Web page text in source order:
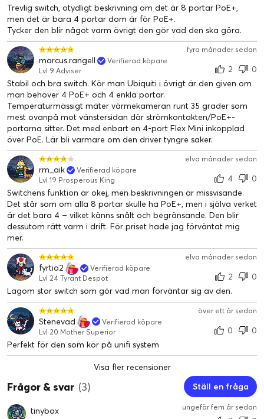
Trevlig switch, otydligt beskrivning om det är 8 portar PoE+,
men det är bara 4 portar dom är för PoE+.
Tycker den blir något varm övrigt den gör vad den ska göra.
fyra månader sedan
marcus.rangell
Verifierad köpare
Lvl 9 Adviser
2
0
Stabil och bra switch. Kör man Ubiquiti i övrigt är den given om
man behöver 4 PoE+ och 4 enkla portar.
Temperaturmässigt mäter värmekameran runt 35 grader som
mest ovanpå mot vänstersidan där strömkontakten/PoE+-
portarna sitter. Det med enbart en 4-port Flex Mini inkopplad
över PoE. Lär bli varmare om den driver tyngre saker.
elva månader sedan
rm_aik
Verifierad köpare
Lvl 19 Prosperous King
4
0
Switchens funktion är okej, men beskrivningen är missvisande.
Det står som om alla 8 portar skulle ha PoE+, men i själva verket
är det bara 4 – vilket känns snålt och begränsande. Den blir
dessutom rätt varm i drift. För priset hade jag förväntat mig
mer.
elva månader sedan
fyrtio2
Verifierad köpare
Lvl 24 Tyrant Despot
2
0
Lagom stor switch som gör vad man förväntar sig av den.
över ett år sedan
Stenevad
Verifierad köpare
Lvl 20 Mother Superior
0
0
Perfekt för den som kör på unifi system
Visa fler recensioner
Frågor & svar (3) Ställ en fråga
tinybox ungefär fem år sedan